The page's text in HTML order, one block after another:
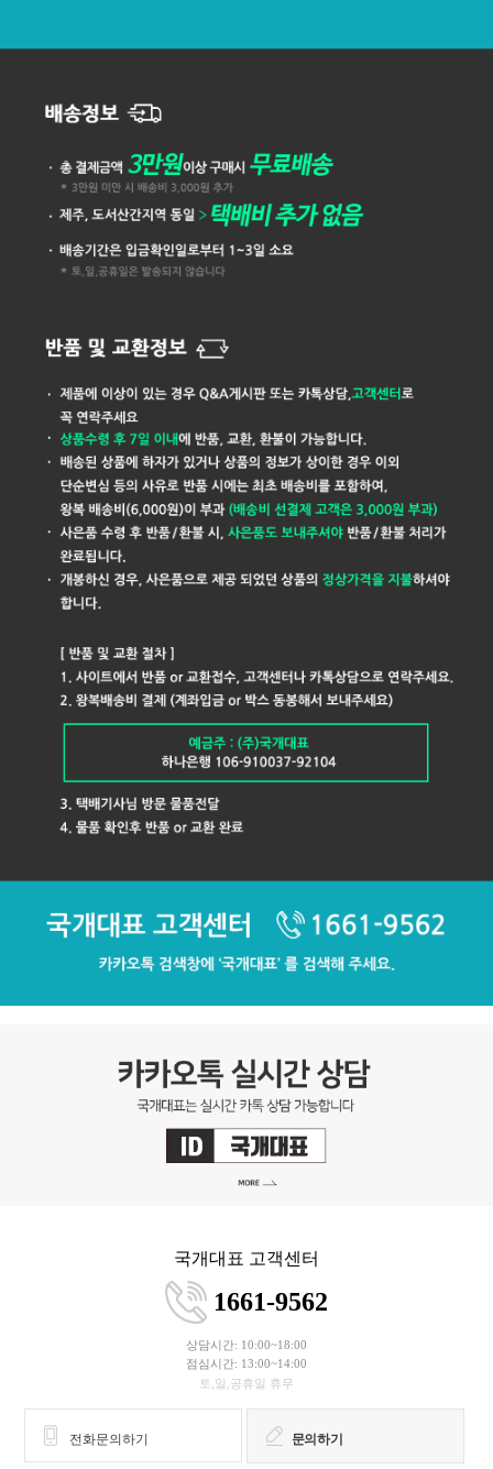
국개대표 고객센터
1661-9562
상담시간: 10:00~18:00
점심시간: 13:00~14:00
토,일,공휴일 휴무
전화문의하기 문의하기